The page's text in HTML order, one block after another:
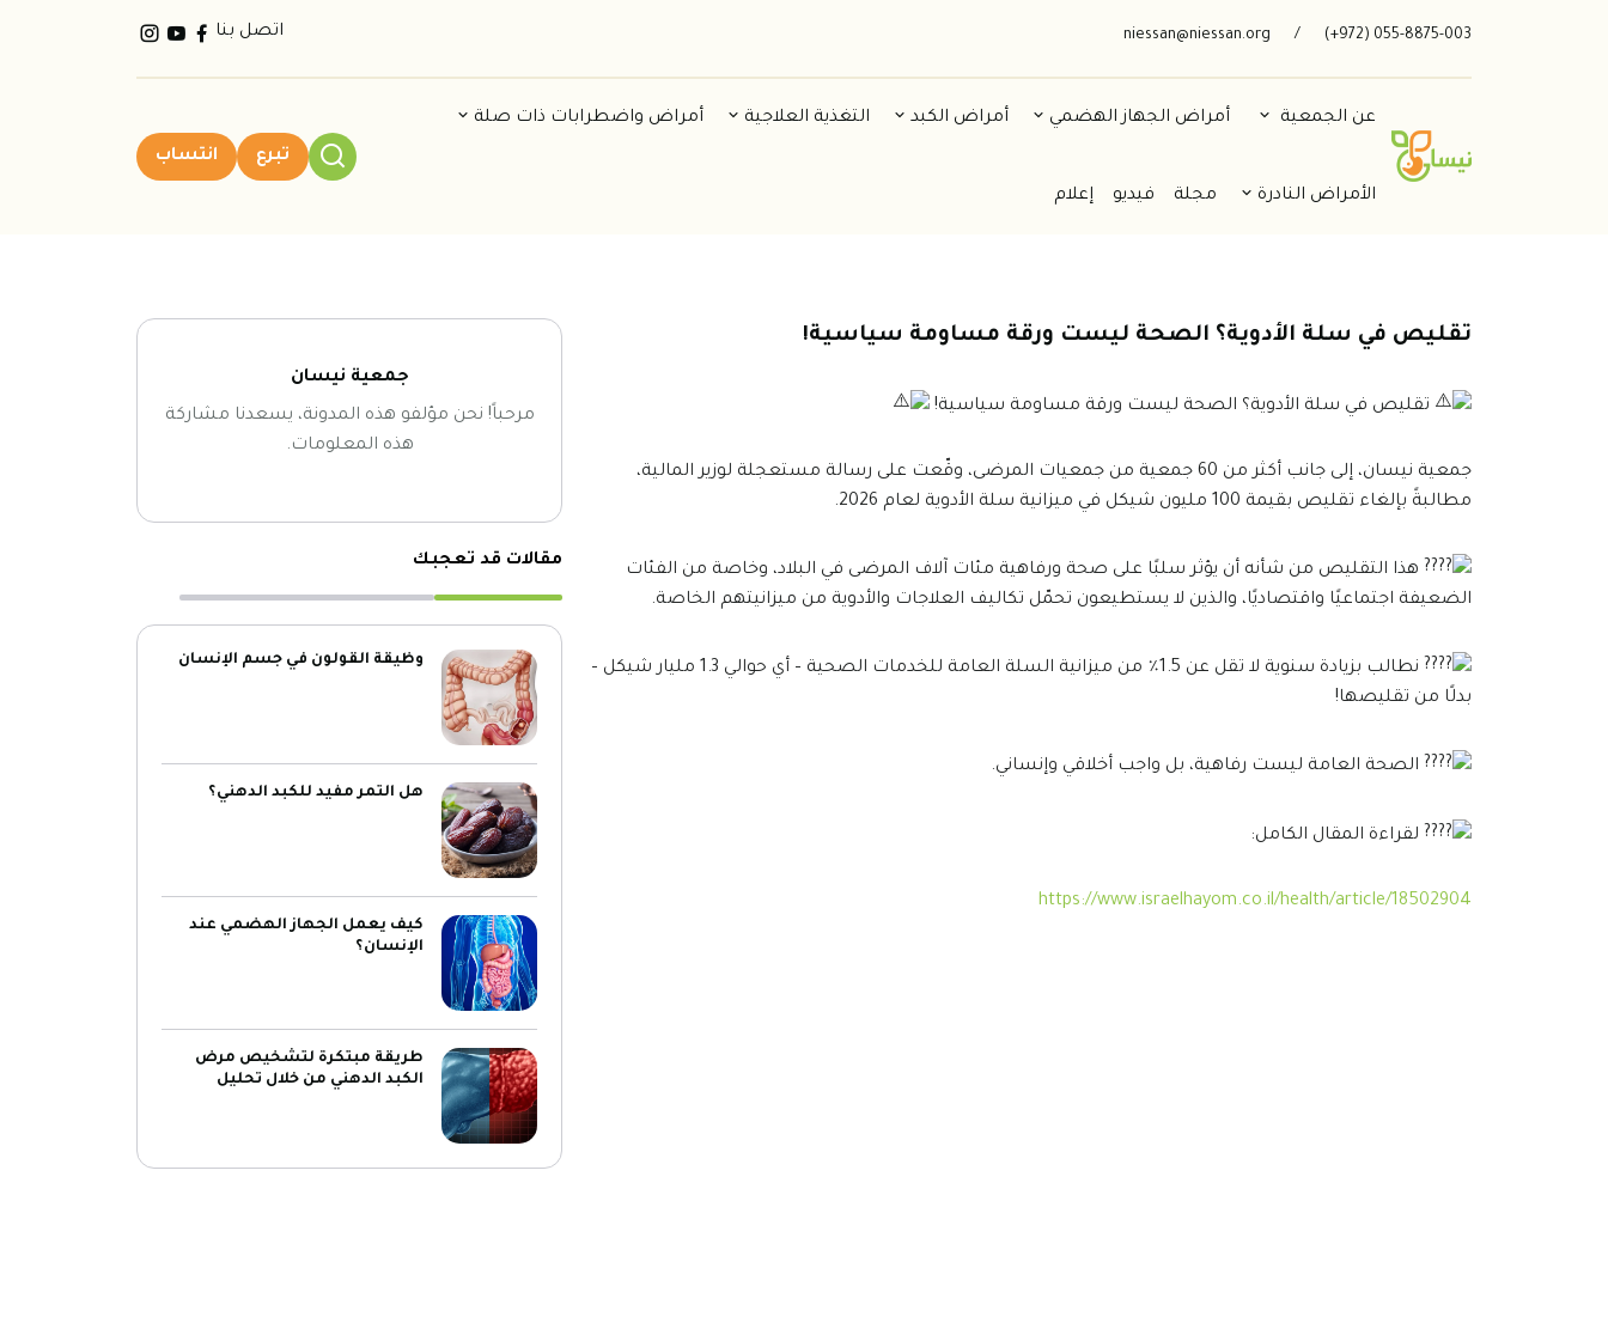
055-8875-003 (972+)
/
niessan@niessan.org اتصل بنا
عن الجمعية أمراض الجهاز الهضمي أمراض الكبد التغذية العلاجية أمراض واضطرابات ذات صلة
الأمراض النادرة مجلة فيديو إعلام
تبرع انتساب
تقليص في سلة الأدوية؟ الصحة ليست ورقة مساومة سياسية!
تقليص في سلة الأدوية؟ الصحة ليست ورقة مساومة سياسية!
جمعية نيسان، إلى جانب أكثر من 60 جمعية من جمعيات المرضى، وقّعت على رسالة مستعجلة لوزير المالية،
مطالبةً بإلغاء تقليص بقيمة 100 مليون شيكل في ميزانية سلة الأدوية لعام 2026.
هذا التقليص من شأنه أن يؤثر سلبًا على صحة ورفاهية مئات آلاف المرضى في البلاد، وخاصة من الفئات
الضعيفة اجتماعيًا واقتصاديًا، والذين لا يستطيعون تحمّل تكاليف العلاجات والأدوية من ميزانيتهم الخاصة.
نطالب بزيادة سنوية لا تقل عن 1.5٪ من ميزانية السلة العامة للخدمات الصحية – أي حوالي 1.3 مليار شيكل –
بدلًا من تقليصها!
الصحة العامة ليست رفاهية، بل واجب أخلاقي وإنساني.
لقراءة المقال الكامل:
https://www.israelhayom.co.il/health/article/18502904
جمعية نيسان
مرحباً! نحن مؤلفو هذه المدونة، يسعدنا مشاركة
هذه المعلومات.
مقالات قد تعجبك
وظيقة القولون في جسم الإنسان
هل التمر مفيد للكبد الدهني؟
كيف يعمل الجهاز الهضمي عند
الإنسان؟
طريقة مبتكرة لتشخيص مرض
الكبد الدهني من خلال تحليل